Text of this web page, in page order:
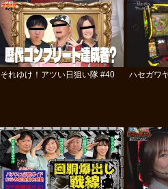
それゆけ！アツい日狙い隊 #40 ハセガワ